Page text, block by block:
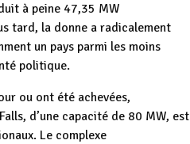
à peine 47,35 MW
tard, la donne a radicalement
un pays parmi les moins
politique.
ou ont été achevées,
d’une capacité de 80 MW, est
Le complexe